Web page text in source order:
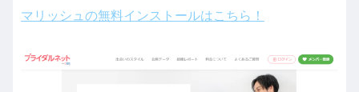
マリッシュの無料インストールはこちら！